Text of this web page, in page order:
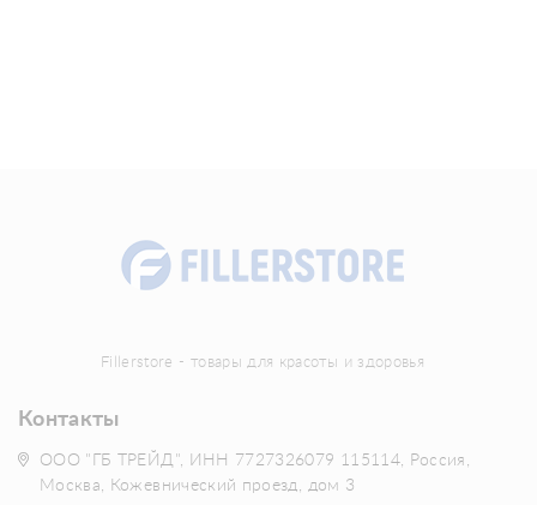
Fillerstore - товары для красоты и здоровья
Контакты
ООО "ГБ ТРЕЙД", ИНН 7727326079 115114, Россия,
Москва, Кожевнический проезд, дом 3